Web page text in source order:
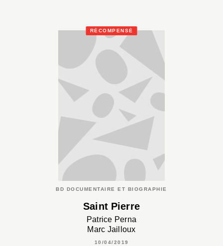
RÉCOMPENSÉ
BD DOCUMENTAIRE ET BIOGRAPHIE
Saint Pierre
Patrice Perna
Marc Jailloux
10/04/2019